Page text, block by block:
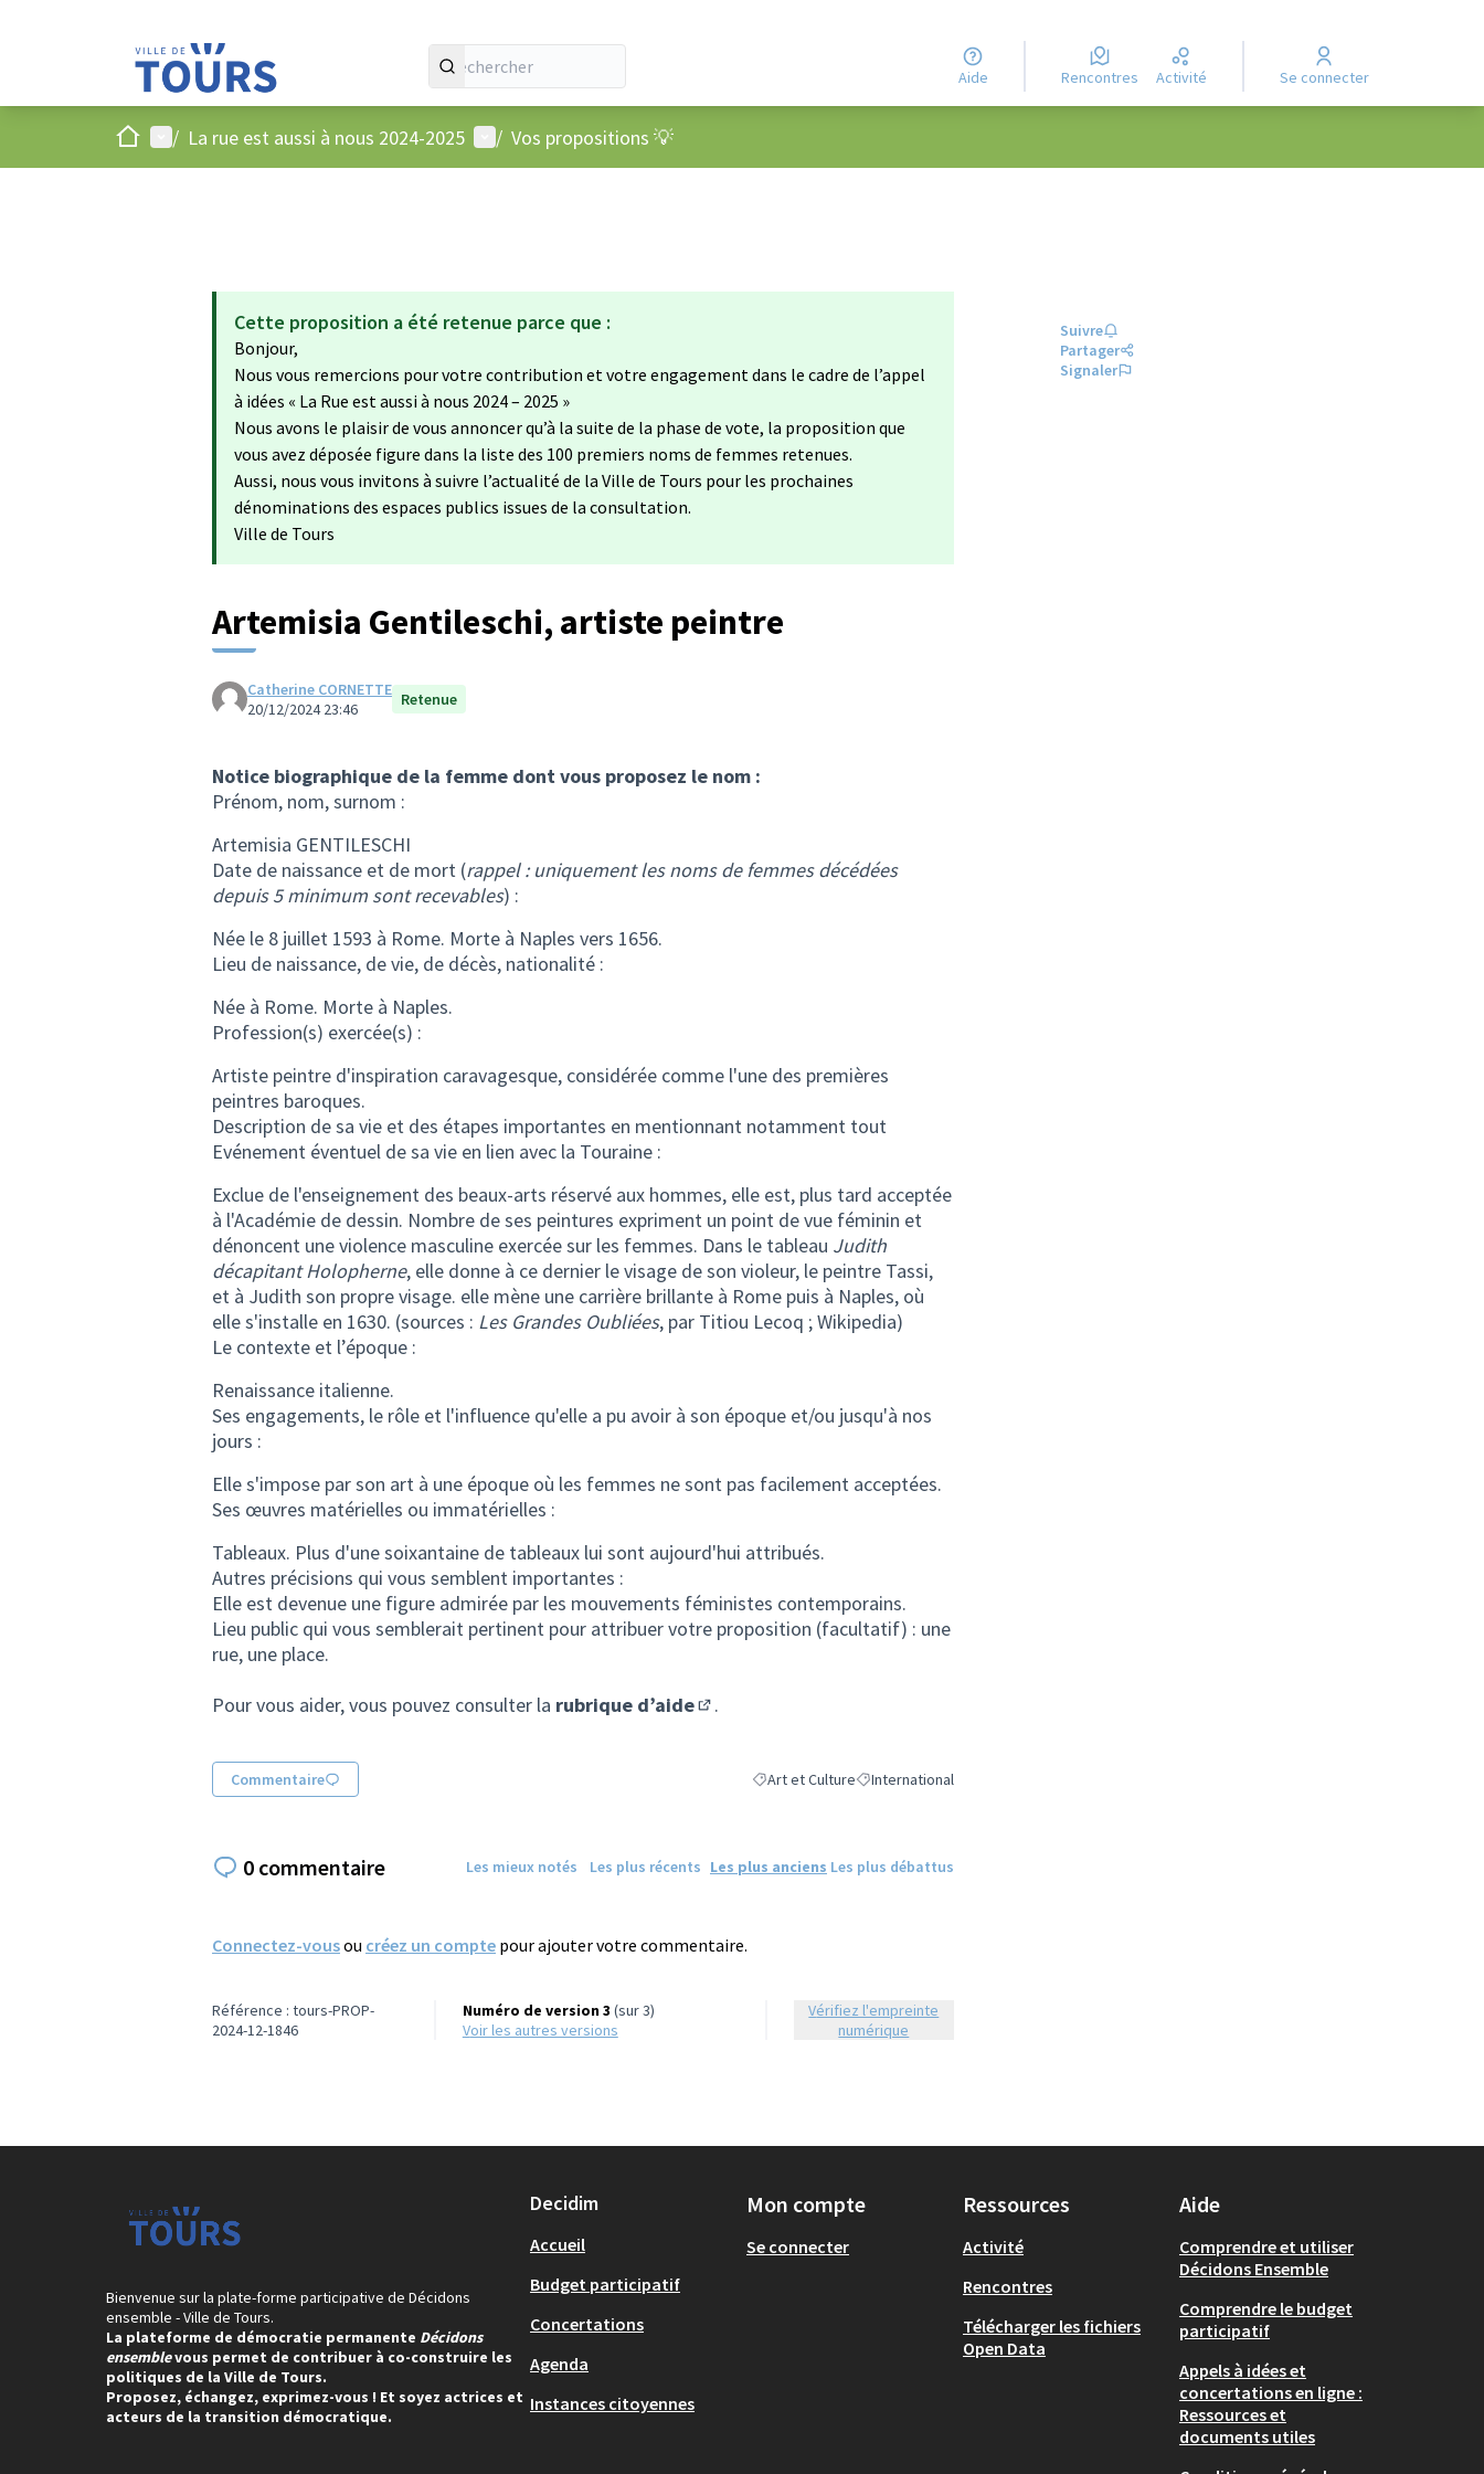
Aide Rencontres Activité Se connecter
AccueilMenu principal
/ La rue est aussi à nous 2024-2025 Menu utilisateur
/ Vos propositions 💡
Cette proposition a été retenue parce que :
Bonjour,
Nous vous remercions pour votre contribution et votre engagement dans le cadre de l’appel
à idées « La Rue est aussi à nous 2024 – 2025 »
Nous avons le plaisir de vous annoncer qu’à la suite de la phase de vote, la proposition que
vous avez déposée figure dans la liste des 100 premiers noms de femmes retenues.
Aussi, nous vous invitons à suivre l’actualité de la Ville de Tours pour les prochaines
dénominations des espaces publics issues de la consultation.
Ville de Tours
Artemisia Gentileschi, artiste peintre
Catherine CORNETTE
20/12/2024 23:46
Retenue
Notice biographique de la femme dont vous proposez le nom :
Prénom, nom, surnom :
Artemisia GENTILESCHI
Date de naissance et de mort (rappel : uniquement les noms de femmes décédées
depuis 5 minimum sont recevables) :
Née le 8 juillet 1593 à Rome. Morte à Naples vers 1656.
Lieu de naissance, de vie, de décès, nationalité :
Née à Rome. Morte à Naples.
Profession(s) exercée(s) :
Artiste peintre d'inspiration caravagesque, considérée comme l'une des premières
peintres baroques.
Description de sa vie et des étapes importantes en mentionnant notamment tout
Evénement éventuel de sa vie en lien avec la Touraine :
Exclue de l'enseignement des beaux-arts réservé aux hommes, elle est, plus tard acceptée
à l'Académie de dessin. Nombre de ses peintures expriment un point de vue féminin et
dénoncent une violence masculine exercée sur les femmes. Dans le tableau Judith
décapitant Holopherne, elle donne à ce dernier le visage de son violeur, le peintre Tassi,
et à Judith son propre visage. elle mène une carrière brillante à Rome puis à Naples, où
elle s'installe en 1630. (sources : Les Grandes Oubliées, par Titiou Lecoq ; Wikipedia)
Le contexte et l’époque :
Renaissance italienne.
Ses engagements, le rôle et l'influence qu'elle a pu avoir à son époque et/ou jusqu'à nos
jours :
Elle s'impose par son art à une époque où les femmes ne sont pas facilement acceptées.
Ses œuvres matérielles ou immatérielles :
Tableaux. Plus d'une soixantaine de tableaux lui sont aujourd'hui attribués.
Autres précisions qui vous semblent importantes :
Elle est devenue une figure admirée par les mouvements féministes contemporains.
Lieu public qui vous semblerait pertinent pour attribuer votre proposition (facultatif) : une
rue, une place.
Pour vous aider, vous pouvez consulter la rubrique d’aide .
Commentaire Filtrer les résultats de la catégorie : Art et Culture
Art et CultureFiltrer les résultats pour le secteur : International
International
Suivre
Partager
Signaler
0 commentaire Les mieux notés Les plus récents Les plus anciens Les plus débattus
Connectez-vousou créez un compte pour ajouter votre commentaire.
Référence : tours-PROP-
2024-12-1846
Numéro de version 3 (sur 3)
voir les autres versions
Vérifiez l'empreinte
numérique
Bienvenue sur la plate-forme participative de Décidons
ensemble - Ville de Tours.
La plateforme de démocratie permanente Décidons
ensemblevous permet de contribuer à co-construire les
politiques de la Ville de Tours.
Proposez, échangez, exprimez-vous ! Et soyez actrices et
acteurs de la transition démocratique.
Decidim
Accueil
Budget participatif
Concertations
Agenda
Instances citoyennes
Mon compte
Se connecter
Ressources
Activité
Rencontres
Télécharger les fichiers
Open Data
Aide
Comprendre et utiliser
Décidons Ensemble
Comprendre le budget
participatif
Appels à idées et
concertations en ligne :
Ressources et
documents utiles